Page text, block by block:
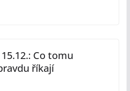
Co tomu
říkají